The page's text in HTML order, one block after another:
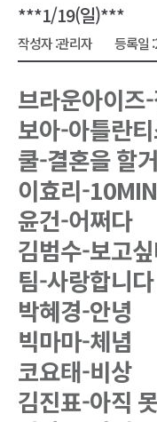
***1/19(일)***
작성자 :관리자 등록일 :
브라운아이즈
보아-아틀란
쿨-결혼을 할
이효리-
윤건-어쩌다
김범수-보고
팀-사랑합니다
박혜경-안녕
빅마마-체념
코요태-비상
김진표-아직